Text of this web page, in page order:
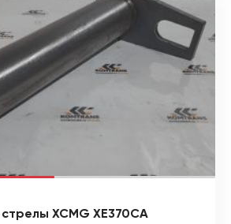
XCMG XE370CA